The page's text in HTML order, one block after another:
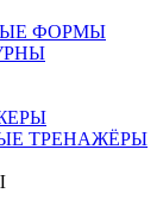
ФОРМЫ
ТРЕНАЖЁРЫ